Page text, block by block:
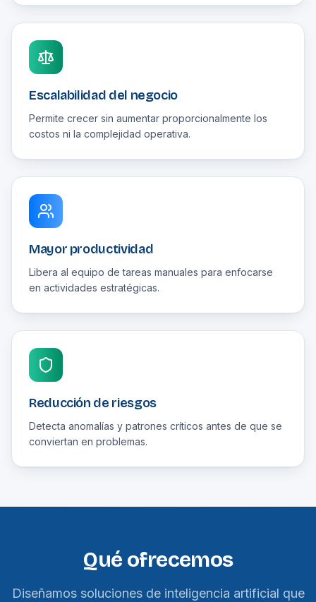
Escalabilidad del negocio
Permite crecer sin aumentar proporcionalmente los
costos ni la complejidad operativa.
Mayor productividad
Libera al equipo de tareas manuales para enfocarse
en actividades estratégicas.
Reducción de riesgos
Detecta anomalías y patrones críticos antes de que se
conviertan en problemas.
Qué ofrecemos
Diseñamos soluciones de inteligencia artificial que